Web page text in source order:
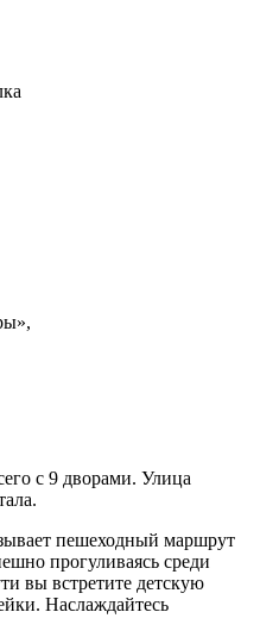
с 9 дворами. Улица
пешеходный маршрут
прогуливаясь среди
вы встретите детскую
Наслаждайтесь